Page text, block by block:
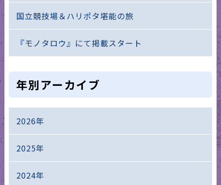
国立競技場＆ハリポタ堪能の旅
『モノタロウ』にて掲載スタート
年別アーカイブ
2026年
2025年
2024年